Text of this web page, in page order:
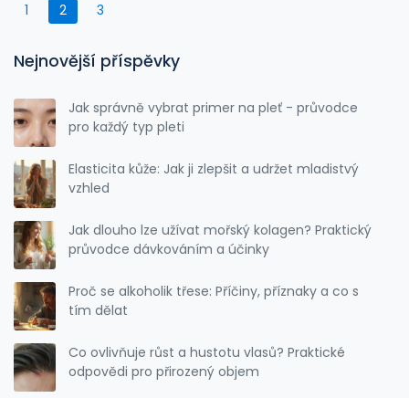
1 2 3
Nejnovější příspěvky
Jak správně vybrat primer na pleť - průvodce
pro každý typ pleti
Elasticita kůže: Jak ji zlepšit a udržet mladistvý
vzhled
Jak dlouho lze užívat mořský kolagen? Praktický
průvodce dávkováním a účinky
Proč se alkoholik třese: Příčiny, příznaky a co s
tím dělat
Co ovlivňuje růst a hustotu vlasů? Praktické
odpovědi pro přirozený objem